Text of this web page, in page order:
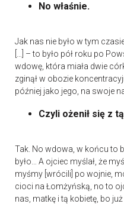
No właśnie.
Jak nas nie było w tym
[…] – to było pół roku po
wdowę, która miała dwie
zginął w obozie
później jako jego, na swoje
Czyli ożenił się z
Tak. No wdowa, w końcu to
było… A ojciec myślał, że
myśmy [wrócili] po wojnie,
cioci na Łomżyńską, no to
nas, matkę i tą kobietę, bo